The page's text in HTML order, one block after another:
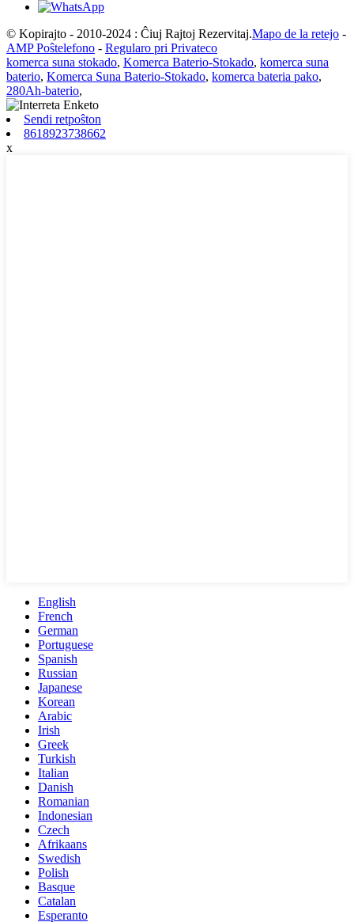
© Kopirajto - 2010-2024 : Ĉiuj Rajtoj Rezervitaj.Mapo de la retejo -
AMP Poŝtelefono - Regularo pri Privateco
komerca suna stokado, Komerca Baterio-Stokado, komerca suna
baterio, Komerca Suna Baterio-Stokado, komerca bateria pako,
280Ah-baterio,
Sendi retpoŝton
8618923738662
x
English
French
German
Portuguese
Spanish
Russian
Japanese
Korean
Arabic
Irish
Greek
Turkish
Italian
Danish
Romanian
Indonesian
Czech
Afrikaans
Swedish
Polish
Basque
Catalan
Esperanto